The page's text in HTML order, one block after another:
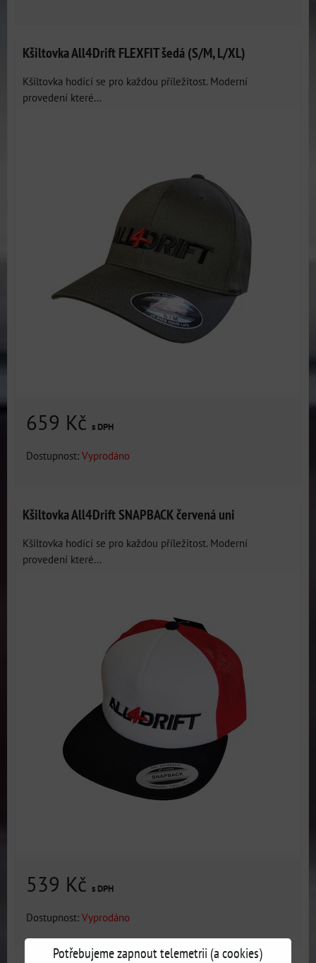
Kšiltovka All4Drift FLEXFIT šedá (S/M, L/XL)
Kšiltovka hodící se pro každou příležitost. Moderní
provedení které...
659 Kč s DPH
Dostupnost: Vyprodáno
Kšiltovka All4Drift SNAPBACK červená uni
Kšiltovka hodící se pro každou příležitost. Moderní
provedení které...
539 Kč s DPH
Dostupnost: Vyprodáno
Potřebujeme zapnout telemetrii (a cookies)